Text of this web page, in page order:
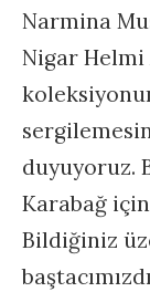
Narmina
Nigar Helmi
duyuyoruz.
Karabağ
Bildiğiniz